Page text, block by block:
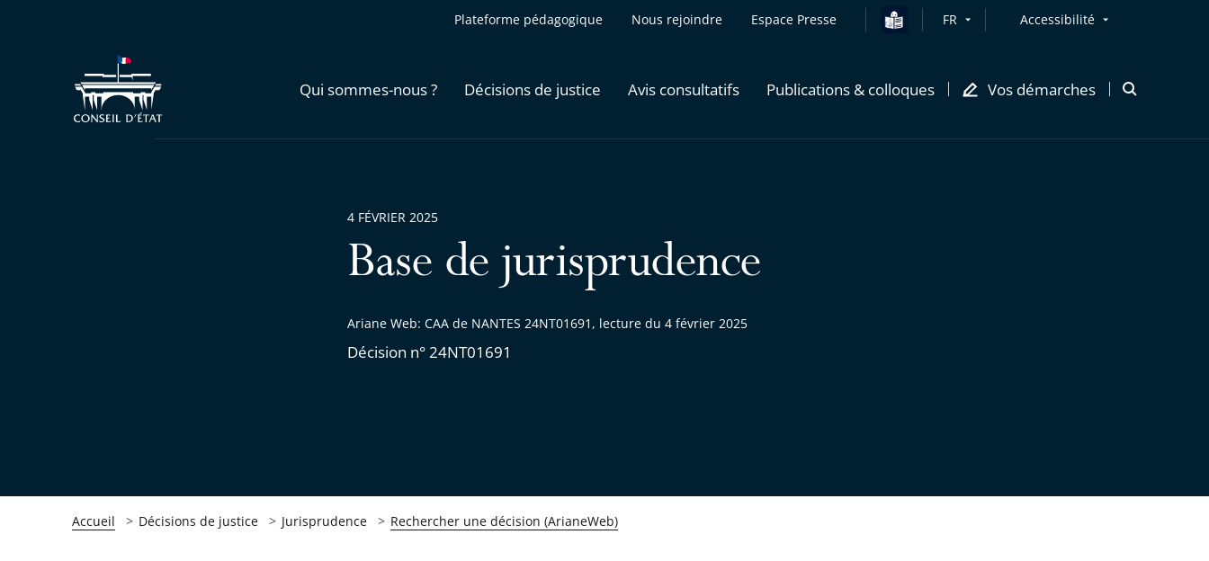
Plateforme pédagogique Nous rejoindre Espace Presse FR Accessibilité
Qui sommes-nous ? Décisions de justice Avis consultatifs Publications & colloques Vos démarches
Ouvrir
Base de jurisprudence
Ariane Web: CAA de NANTES 24NT01691, lecture du 4 février 2025
Décision n° 24NT01691
4 FÉVRIER 2025
Accueil Décisions de justice Jurisprudence Rechercher une décision (ArianeWeb)